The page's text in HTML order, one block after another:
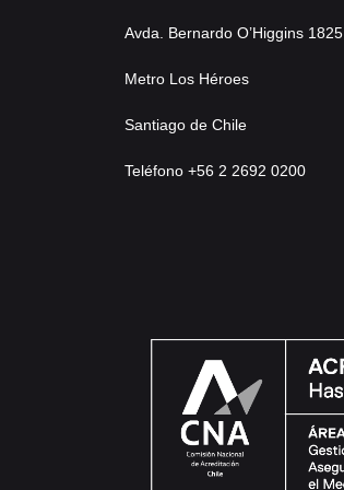
Avda. Bernardo O’Higgins 1825
Metro Los Héroes
Santiago de Chile
Teléfono +56 2 2692 0200